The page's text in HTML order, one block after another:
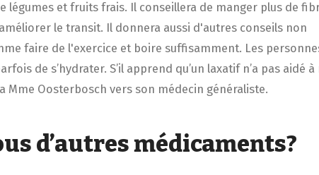
légumes et fruits frais. Il conseillera de manger plus de
le transit. Il donnera aussi d'autres conseils non
faire de l'exercice et boire suffisamment. Les
de s’hydrater. S’il apprend qu’un laxatif n’a pas aidé
Mme Oosterbosch vers son médecin généraliste.
d’autres médicaments?